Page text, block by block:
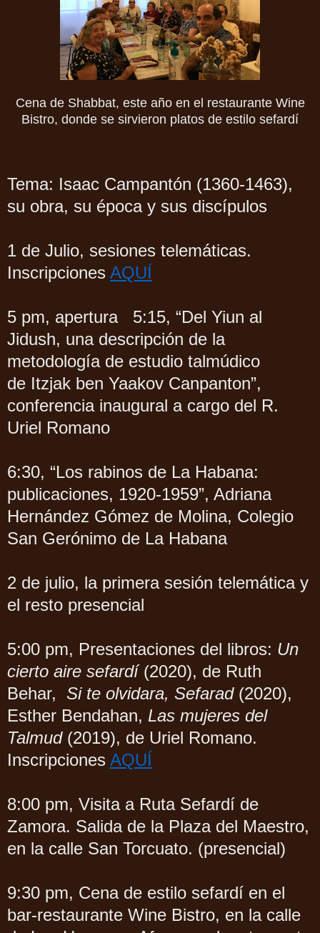
Cena de Shabbat, este año en el restaurante Wine
Bistro, donde se sirvieron platos de estilo sefardí
Tema: Isaac Campantón (1360-1463),
su obra, su época y sus discípulos
1 de Julio, sesiones telemáticas.
Inscripciones AQUÍ
5 pm, apertura
5:15, “Del Yiun al
Jidush, una descripción de la
metodología de estudio talmúdico
de Itzjak ben Yaakov Canpanton”,
conferencia inaugural a cargo del R.
Uriel Romano
6:30, “Los rabinos de La Habana:
publicaciones, 1920-1959”, Adriana
Hernández Gómez de Molina, Colegio
San Gerónimo de La Habana
2 de julio, la primera sesión telemática y
el resto presencial
5:00 pm, Presentaciones del libros: Un
cierto aire sefardí(2020), de Ruth
Behar, Si te olvidara, Sefarad (2020),
Esther Bendahan, Las mujeres del
Talmud(2019), de Uriel Romano.
Inscripciones AQUÍ
8:00 pm, Visita a Ruta Sefardí de
Zamora. Salida de la Plaza del Maestro,
en la calle San Torcuato. (presencial)
9:30 pm, Cena de estilo sefardí en el
bar-restaurante Wine Bistro, en la calle